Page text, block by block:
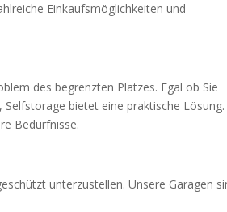
Einkaufsmöglichkeiten und
des begrenzten Platzes. Egal ob Sie
bietet eine praktische Lösung.
Bedürfnisse.
unterzustellen. Unsere Garagen